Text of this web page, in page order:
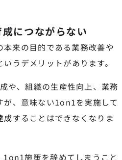
につながらない
来の目的である業務改善や
うデメリットがあります。
や、組織の生産性向上、業務
が、意味ない1on1を実施して
することはできなくなりま
1on1施策を辞めてしまうこと